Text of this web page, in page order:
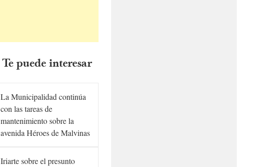
Te puede interesar
La Municipalidad continúa
con las tareas de
mantenimiento sobre la
avenida Héroes de Malvinas
Iriarte sobre el presunto